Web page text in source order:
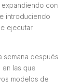
con
introduciendo
ejecutar
semana después
las que
modelos de